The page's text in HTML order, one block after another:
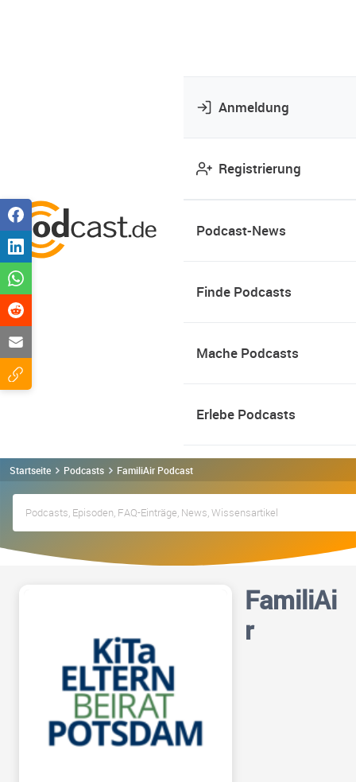
Anmeldung
Registrierung
Podcast-News
Finde Podcasts
Mache Podcasts
Erlebe Podcasts
Startseite Podcasts FamiliAir Podcast
FamiliAi
r